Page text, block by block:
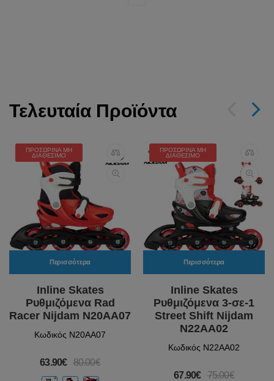
Τελευταία Προϊόντα
ΠΡΟΣΩΡΙΝΆ ΜΗ
ΔΙΑΘΈΣΙΜΟ
Περισσότερα
Inline Skates
Ρυθμιζόμενα Rad
Racer Nijdam N20AA07
Κωδικός N20AA07
63.90€ 80.00€
ΠΡΟΣΩΡΙΝΆ ΜΗ
ΔΙΑΘΈΣΙΜΟ
Περισσότερα
Inline Skates
Ρυθμιζόμενα 3-σε-1
Street Shift Nijdam
N22AA02
Κωδικός N22AA02
67.90€ 75.00€